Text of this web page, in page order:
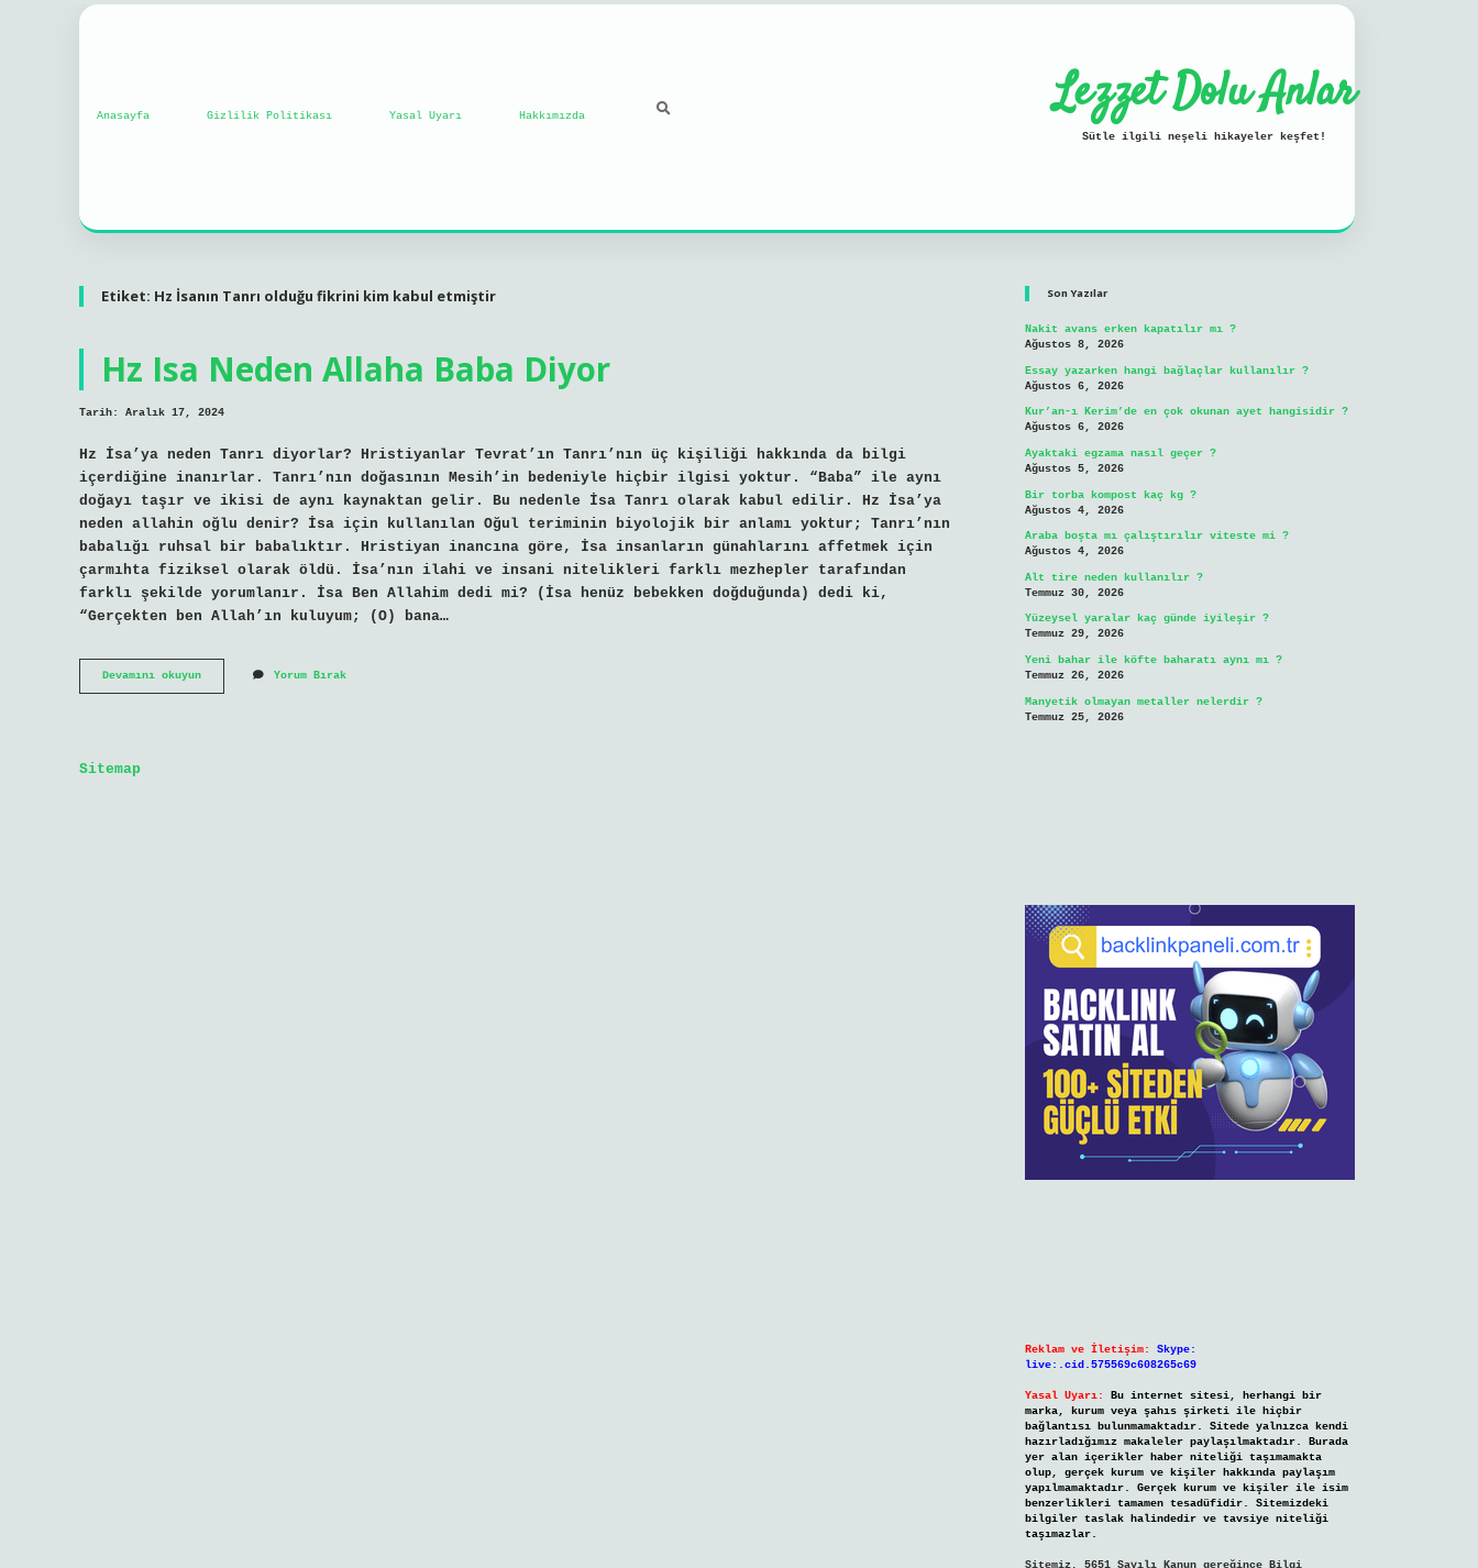
Anasayfa Gizlilik Politikası Yasal Uyarı Hakkımızda Lezzet Dolu Anlar
Sütle ilgili neşeli hikayeler keşfet!
Etiket: Hz İsanın Tanrı olduğu fikrini kim kabul etmiştir
Hz Isa Neden Allaha Baba Diyor
Tarih: Aralık 17, 2024
Hz İsa’ya neden Tanrı diyorlar? Hristiyanlar Tevrat’ın Tanrı’nın üç kişiliği hakkında da bilgi
içerdiğine inanırlar. Tanrı’nın doğasının Mesih’in bedeniyle hiçbir ilgisi yoktur. “Baba” ile aynı
doğayı taşır ve ikisi de aynı kaynaktan gelir. Bu nedenle İsa Tanrı olarak kabul edilir. Hz İsa’ya
neden allahin oğlu denir? İsa için kullanılan Oğul teriminin biyolojik bir anlamı yoktur; Tanrı’nın
babalığı ruhsal bir babalıktır. Hristiyan inancına göre, İsa insanların günahlarını affetmek için
çarmıhta fiziksel olarak öldü. İsa’nın ilahi ve insani nitelikleri farklı mezhepler tarafından
farklı şekilde yorumlanır. İsa Ben Allahim dedi mi? (İsa henüz bebekken doğduğunda) dedi ki,
“Gerçekten ben Allah’ın kuluyum; (O) bana…
Devamını okuyunHz
Isa
Yorum Bırak
Sitemap
Son Yazılar
Nakit avans erken kapatılır mı ?
Ağustos 8, 2026
Essay yazarken hangi bağlaçlar kullanılır ?
Ağustos 6, 2026
Kur’an-ı Kerim’de en çok okunan ayet hangisidir ?
Ağustos 6, 2026
Ayaktaki egzama nasıl geçer ?
Ağustos 5, 2026
Bir torba kompost kaç kg ?
Ağustos 4, 2026
Araba boşta mı çalıştırılır viteste mi ?
Ağustos 4, 2026
Alt tire neden kullanılır ?
Temmuz 30, 2026
Yüzeysel yaralar kaç günde iyileşir ?
Temmuz 29, 2026
Yeni bahar ile köfte baharatı aynı mı ?
Temmuz 26, 2026
Manyetik olmayan metaller nelerdir ?
Temmuz 25, 2026
Reklam ve İletişim:
Skype:
live:.cid.575569c608265c69
Yasal Uyarı:
Bu internet sitesi, herhangi bir
marka, kurum veya şahıs şirketi ile hiçbir
bağlantısı bulunmamaktadır. Sitede yalnızca kendi
hazırladığımız makaleler paylaşılmaktadır. Burada
yer alan içerikler haber niteliği taşımamakta
olup, gerçek kurum ve kişiler hakkında paylaşım
yapılmamaktadır. Gerçek kurum ve kişiler ile isim
benzerlikleri tamamen tesadüfidir. Sitemizdeki
bilgiler taslak halindedir ve tavsiye niteliği
taşımazlar.